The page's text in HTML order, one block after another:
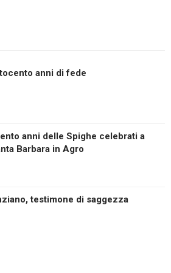
anni di fede
anni delle Spighe celebrati a
Barbara in Agro
testimone di saggezza